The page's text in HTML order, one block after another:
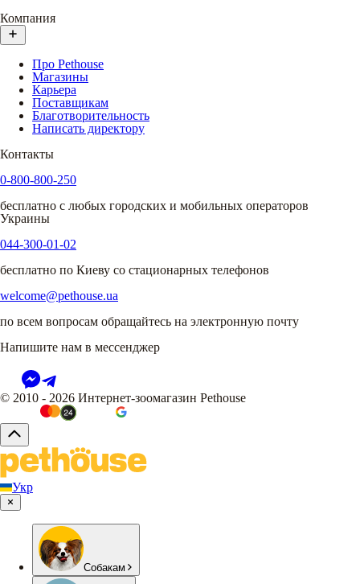
Компания
Про Pethouse
Магазины
Карьера
Поставщикам
Благотворительность
Написать директору
Контакты
0-800-800-250
бесплатно с любых городских и мобильных операторов
Украины
044-300-01-02
бесплатно по Киеву со стационарных телефонов
welcome@pethouse.ua
по всем вопросам обращайтесь на электронную почту
Напишите нам в мессенджер
© 2010 - 2026 Интернет-зоомагазин Pethouse
Укр
Собакам